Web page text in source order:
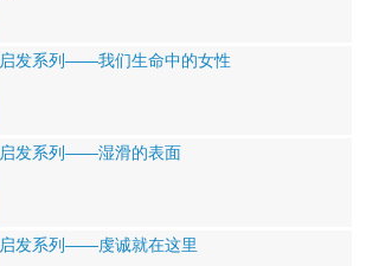
启发系列——我们生命中的女性
启发系列——湿滑的表面
启发系列——虔诚就在这里